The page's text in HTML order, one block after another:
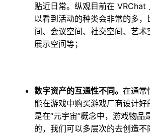
贴近日常。纵观目前在 VRChat
以看到活动的种类会非常的多，
间、会议空间、社交空间、艺
展示空间等；
数字资产的互通性不同。 在通常
能在游戏中购买游戏厂商设计好
是在“元宇宙”概念中，游戏物品
的，我们可以多层次的去创造不